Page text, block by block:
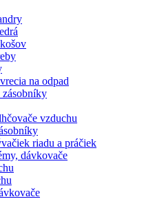
na odpad
zásobníky
vzduchu
riadu a práčiek
dávkovače